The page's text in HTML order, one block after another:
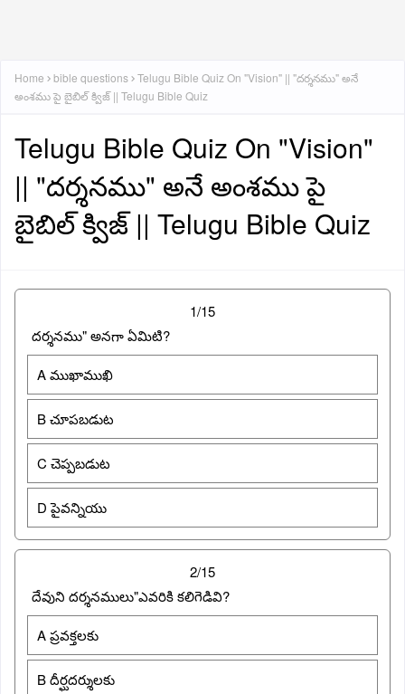
Home bible questions Telugu Bible Quiz On "Vision" || "దర్శనము" అనే
అంశము పై బైబిల్ క్విజ్ || Telugu Bible Quiz
Telugu Bible Quiz On "Vision"
|| "దర్శనము" అనే అంశము పై
బైబిల్ క్విజ్ || Telugu Bible Quiz
1/15
దర్శనము" అనగా ఏమిటి?
A ముఖాముఖి
B చూపబడుట
C చెప్పబడుట
D పైవన్నియు
2/15
దేవుని దర్శనములు"ఎవరికి కలిగెడివి?
A ప్రవక్తలకు
B దీర్ఘదర్శులకు